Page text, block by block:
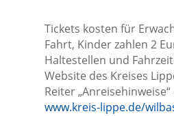
Tickets kosten für
Fahrt, Kinder zahlen 2
Haltestellen und
Website des Kreises
Reiter
www.kreis-lippe.de/